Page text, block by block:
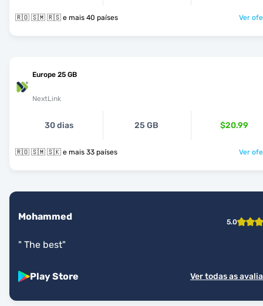
🇷🇴 🇸🇲 🇷🇸 e mais 40 países Ver
Europe 25 GB
NextLink
30 dias 25 GB $20.99
🇷🇴 🇸🇲 🇸🇰 e mais 33 países Ver
Mohammed 5.0
" The best"
Play Store Ver todas as